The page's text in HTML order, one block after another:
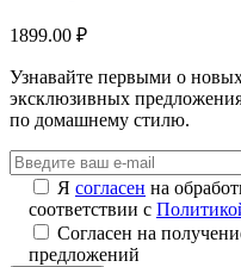
1899.00 ₽
Узнавайте первыми о
эксклюзивных
по домашнему стилю.
Я согласен на
соответствии с
Согласен на
предложений